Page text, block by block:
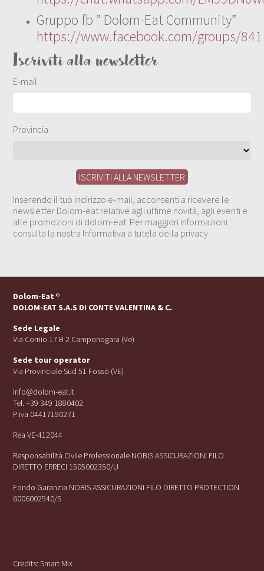
Gruppo fb ” Dolom-Eat Community”
https://www.facebook.com/groups/
Iscriviti alla newsletter
E-mail
Provincia
Inserendo il tuo indirizzo e-mail, acconsenti a ricevere le
newsletter Dolom-eat relative agli ultime novità, agli eventi e
alle promozioni di dolom-eat. Per maggiori informazioni
consulta la nostra Informativa a tutela della privacy.
Dolom-Eat ®
DOLOM-EAT S.A.S DI CONTE VALENTINA & C.
Sede Legale
Via Cornio 17 B 2 Camponogara (Ve)
Sede tour operator
Via Provinciale Sud 51 Fossó (VE)
info@dolom-eat.it
Tel. +39 349 1880402
P.iva 04417190271
Rea VE-412044
Responsabilità Civile Professionale NOBIS ASSICURAZIONI FILO
DIRETTO ERRECI 1505002350/U
Fondo Garanzia NOBIS ASSICURAZIONI FILO DIRETTO PROTECTION
6006002540/S
Credits:Smart Mix